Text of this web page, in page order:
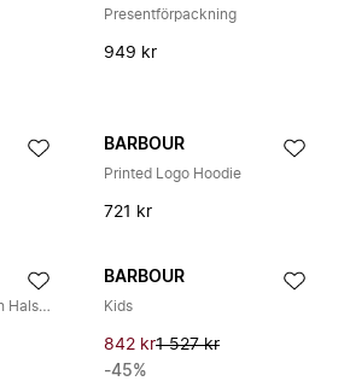
Presentförpackning
949 kr
BARBOUR
Printed Logo Hoodie
721 kr
Ribbstickad Mössa och Halsduk Set
BARBOUR
Kids
842 kr1 527 kr
-45%